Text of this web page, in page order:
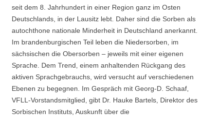
seit dem 8. Jahrhundert in einer Region ganz im Osten
Deutschlands, in der Lausitz lebt. Daher sind die Sorben als
autochthone nationale Minderheit in Deutschland anerkannt.
Im brandenburgischen Teil leben die Niedersorben, im
sächsischen die Obersorben – jeweils mit einer eigenen
Sprache. Dem Trend, einem anhaltenden Rückgang des
aktiven Sprachgebrauchs, wird versucht auf verschiedenen
Ebenen zu begegnen. Im Gespräch mit Georg-D. Schaaf,
VFLL-Vorstandsmitglied, gibt Dr. Hauke Bartels, Direktor des
Sorbischen Instituts, Auskunft über die